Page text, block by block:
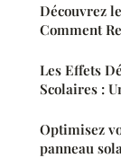
Découvrez
Comment
Les Effets
Scolaires :
Optimisez
panneau